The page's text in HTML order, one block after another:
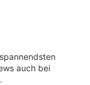
auch bei